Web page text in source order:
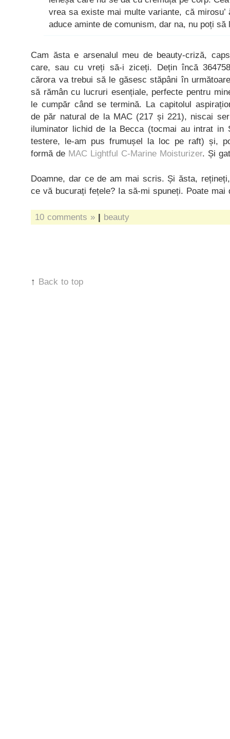
vrea sa existe mai multe variante, că
aduce aminte de comunism, dar na, nu poți să
Cam ăsta e arsenalul meu de beauty-criză,
care, sau cu vreți să-i ziceți. Dețin încă
cărora va trebui să le găsesc stăpâni în
să rămân cu lucruri esențiale, perfecte pentru
le cumpăr când se termină. La capitolul
de păr natural de la MAC (217 și 221), niscai
iluminator lichid de la Becca (tocmai au intrat in
testere, le-am pus frumușel la loc pe raft) și,
formă de MAC Lightful C-Marine Moisturizer. Și
Doamne, dar ce de am mai scris. Și ăsta,
ce vă bucurați fețele? Ia să-mi spuneți. Poate mai
10 comments » | beauty
↑ Back to top